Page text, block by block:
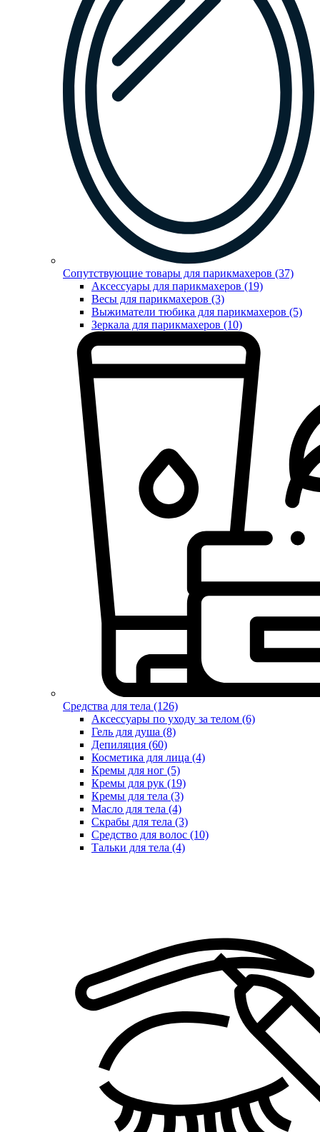
Сопутствующие товары для парикмахеров (37)
Аксессуары для парикмахеров (19)
Весы для парикмахеров (3)
Выжиматели тюбика для парикмахеров (5)
Зеркала для парикмахеров (10)
Средства для тела (126)
Аксессуары по уходу за телом (6)
Гель для душа (8)
Депиляция (60)
Косметика для лица (4)
Кремы для ног (5)
Кремы для рук (19)
Кремы для тела (3)
Масло для тела (4)
Скрабы для тела (3)
Средство для волос (10)
Тальки для тела (4)